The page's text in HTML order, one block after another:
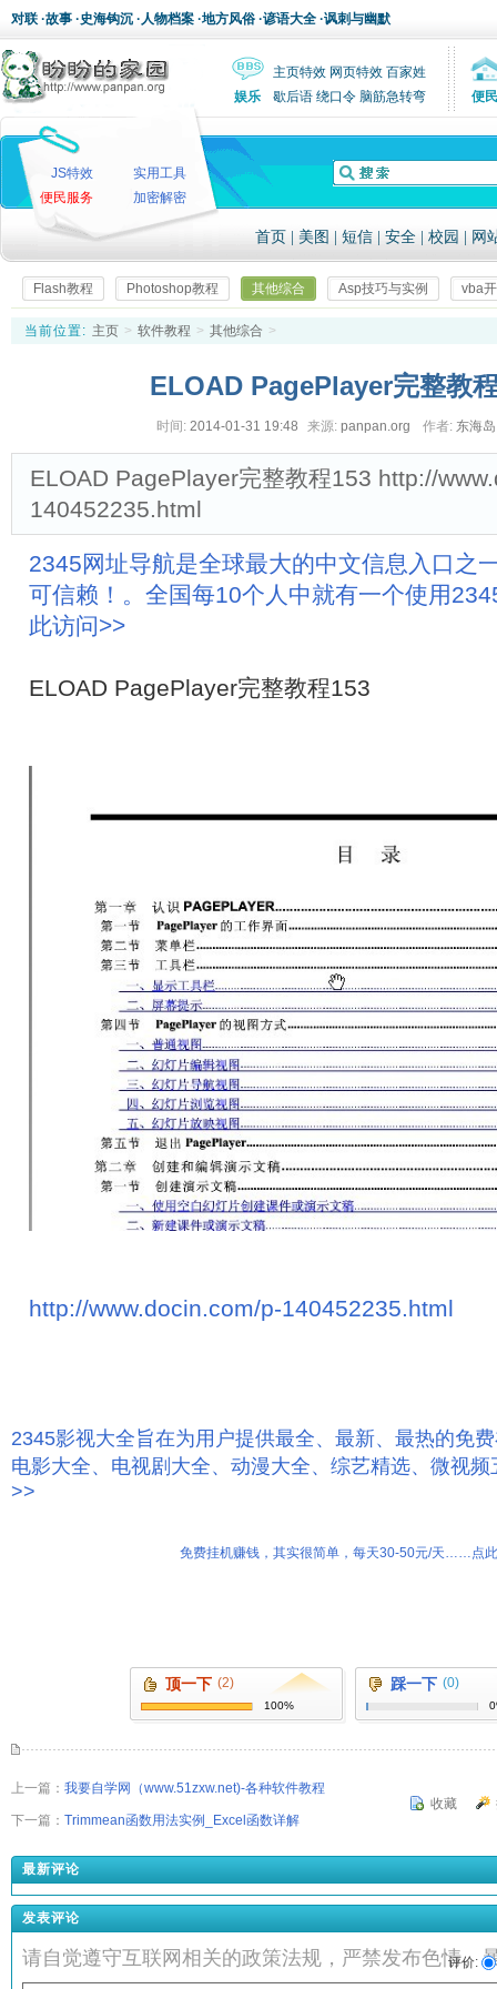
对联 ·故事 ·史海钩沉 ·人物档案 ·地方风俗 ·谚语大全 ·讽刺与幽默
主页特效 网页特效 百家姓
娱乐
歇后语 绕口令 脑筋急转弯 便民
JS特效
实用工具
便民服务
加密解密
首页 美图 短信 安全 校园 网
Flash教程 Photoshop教程 其他综合 Asp技巧与实例 vba
当前位置: 主页 > 软件教程 > 其他综合 >
ELOAD PagePlayer完整教
时间: 2014-01-31 19:48 来源: panpan.org 作者: 东海
ELOAD PagePlayer完整教程153 http://
140452235.html
2345网址导航是全球最大的中文信息入口之
可信赖！。全国每10个人中就有一个使用
此访问>>
ELOAD PagePlayer完整教程153
http://www.docin.com/p-140452235.html
2345影视大全旨在为用户提供最全、最新、最热的免
电影大全、电视剧大全、动漫大全、综艺精选、微视
>>
免费挂机赚钱，其实很简单，每天30-50元/天……点
顶一下 (2)
100%
踩一下 (0)
上一篇： 我要自学网（www.51zxw.net)-各种软件教程
下一篇： Trimmean函数用法实例_Excel函数详解
收藏
最新评论
发表评论
请自觉遵守互联网相关的政策法规，严禁发布色情、
评价: